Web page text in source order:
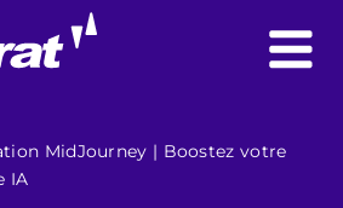
MidJourney | Boostez votre
IA